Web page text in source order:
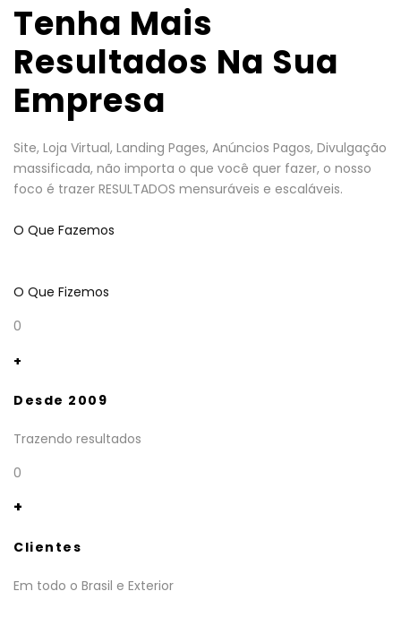
Tenha Mais
Resultados Na Sua
Empresa
Site, Loja Virtual, Landing Pages, Anúncios Pagos, Divulgação
massificada, não importa o que você quer fazer, o nosso
foco é trazer RESULTADOS mensuráveis e escaláveis.
O Que Fazemos
O Que Fizemos
0
+
Desde 2009
Trazendo resultados
0
+
Clientes
Em todo o Brasil e Exterior